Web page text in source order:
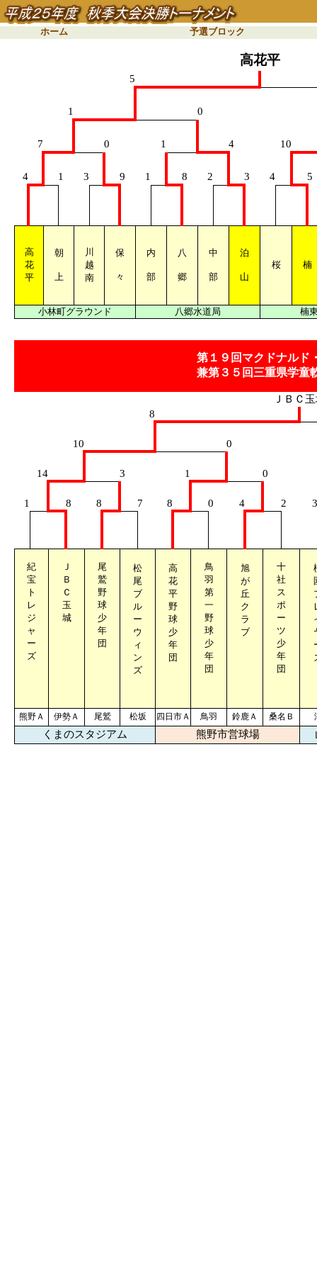
第１９回マクドナルド
兼第３５回三重県学童
ＪＢＣ
8
10 0
14 3 1 0
1 8 8 7 8 0 4 2 3
紀
宝
ト
レ
ジ
ャ
ー
ズ
Ｊ
Ｂ
Ｃ
玉
城
尾
鷲
野
球
少
年
団
松
尾
ブ
ル
ー
ウ
ィ
ン
ズ
高
花
平
野
球
少
年
団
鳥
羽
第
一
野
球
少
年
団
旭
が
丘
ク
ラ
ブ
十
社
ス
ポ
ー
ツ
少
年
団
熊野Ａ 伊勢Ａ 尾鷲 松坂 四日市Ａ 鳥羽 鈴鹿Ａ 桑名Ｂ
くまのスタジアム 熊野市営球場
高花平
5
1 0
7 0 1 4 10
4 1 3 9 1 8 2 3 4 5
高
花
平
朝
上
川
越
南
保
々
内
部
八
郷
中
部
泊
山
桜 楠
小林町グラウンド 八郷水道局 楠
ホーム 予選ブロック